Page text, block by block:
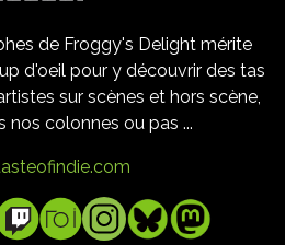
de Froggy's Delight mérite
d'oeil pour y découvrir des tas
sur scènes et hors scène,
nos colonnes ou pas ...